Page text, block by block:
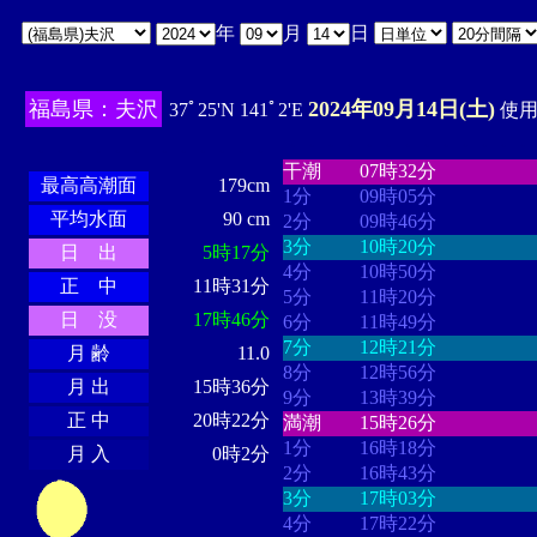
年 月 日
福島県：夫沢 37ﾟ25'N 141ﾟ2'E 2024年09月14日(土) 使
最高高潮面
179cm
平均水面
90 cm
日 出
5時17分
正 中
11時31分
日 没
17時46分
月 齢
11.0
月 出
15時36分
正 中
20時22分
月 入
0時2分
干潮
07時32分
1分
09時05分
2分
09時46分
3分
10時20分
4分
10時50分
5分
11時20分
6分
11時49分
7分
12時21分
8分
12時56分
9分
13時39分
満潮
15時26分
1分
16時18分
2分
16時43分
3分
17時03分
4分
17時22分